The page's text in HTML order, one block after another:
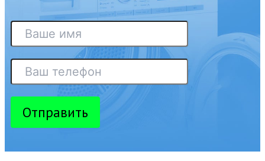
Отправить